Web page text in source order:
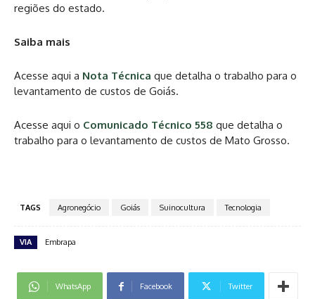
regiões do estado.
Saiba mais
Acesse aqui a Nota Técnica que detalha o trabalho para o
levantamento de custos de Goiás.
Acesse aqui o Comunicado Técnico 558 que detalha o
trabalho para o levantamento de custos de Mato Grosso.
TAGS Agronegócio Goiás Suinocultura Tecnologia
VIA Embrapa
WhatsApp Facebook Twitter